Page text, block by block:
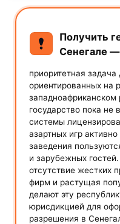
Получить
Сенегале —
приоритетная
ориентированных на
западноафриканском
государство пока не
системы
азартных игр
заведения
и зарубежных
отсутствие жестких
фирм и растущая
делают эту
юрисдикцией для
разрешения в